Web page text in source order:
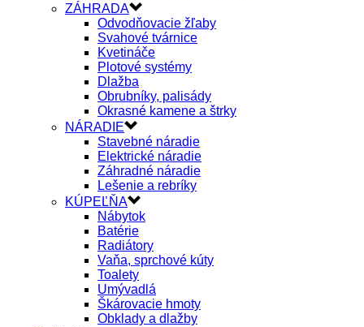
ZÁHRADA
Odvodňovacie žľaby
Svahové tvárnice
Kvetináče
Plotové systémy
Dlažba
Obrubníky, palisády
Okrasné kamene a štrky
NÁRADIE
Stavebné náradie
Elektrické náradie
Záhradné náradie
Lešenie a rebríky
KÚPEĽŇA
Nábytok
Batérie
Radiátory
Vaňa, sprchové kúty
Toalety
Umývadlá
Škárovacie hmoty
Obklady a dlažby